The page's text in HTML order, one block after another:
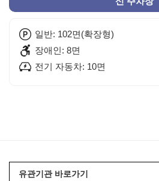
일반: 102면(확장형)
장애인: 8면
전기 자동차: 10면
유관기관 바로가기